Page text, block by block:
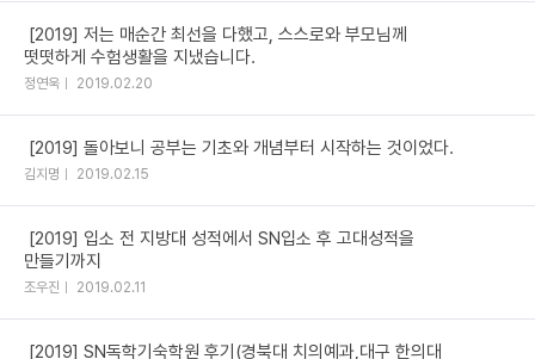
[2019] 저는 매순간 최선을 다했고, 스스로와 부모님께
떳떳하게 수험생활을 지냈습니다.
정연욱 2019.02.20
[2019] 돌아보니 공부는 기초와 개념부터 시작하는 것이었다.
김지명 2019.02.15
[2019] 입소 전 지방대 성적에서 SN입소 후 고대성적을
만들기까지
조우진 2019.02.11
[2019] SN독학기숙학원 후기(경북대 치의예과,대구 한의대